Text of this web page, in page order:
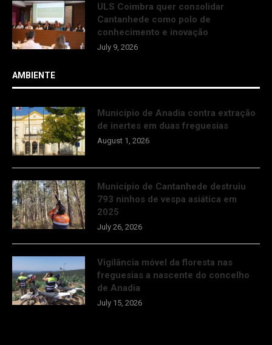
ULS Coimbra quer consolidar
Cantanhede como polo de
conhecimento e inovação
July 9, 2026
AMBIENTE
Município de Anadia contra extração
de inertes em duas freguesias
August 1, 2026
Município de Cantanhede destruiu
793 ninhos de vespa asiática em
2025
July 26, 2026
Vigilância móvel da floresta nas
freguesias a nascente do concelho
de Anadia
July 15, 2026